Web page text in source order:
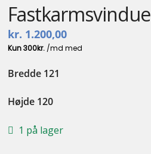
Om
Kontakt
Fastkarmsvindue
kr. 1.200,00
Bredde 121
Højde 120
1 på lager